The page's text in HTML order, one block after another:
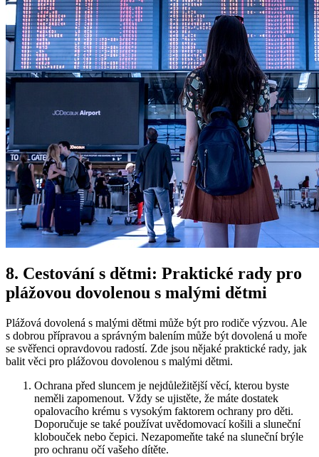
8. Cestování ⁤s ​dětmi: Praktické rady pro
‌plážovou dovolenou s malými dětmi
Plážová dovolená s⁣ malými dětmi‌ může být pro rodiče⁢ výzvou. Ale
s dobrou přípravou a správným balením může být dovolená u ⁣moře
se svěřenci opravdovou radostí. Zde jsou nějaké praktické ‍rady, jak
balit ‍věci​ pro​ plážovou dovolenou s​ malými dětmi.
Ochrana před sluncem je ‌nejdůležitější věcí, kterou byste
neměli zapomenout. Vždy se ujistěte, že máte dostatek
opalovacího krému s vysokým faktorem​ ochrany pro⁣ děti. ​
Doporučuje‍ se také ⁢používat ⁣uvědomovací ⁣košili a⁤ sluneční
klobouček nebo⁤ čepici. Nezapomeňte také na sluneční brýle
pro ochranu očí vašeho dítěte.